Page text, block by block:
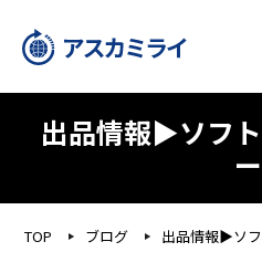
出品情報▶︎ソフ
ー
TOP ブログ 出品情報▶︎ソ